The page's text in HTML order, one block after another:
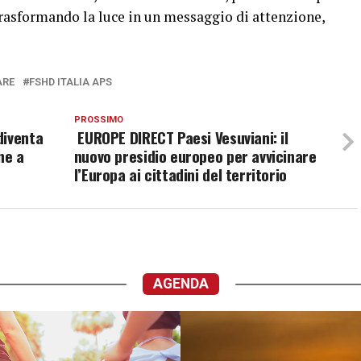
la luce in un messaggio di attenzione,
FSHD ITALIA APS
PROSSIMO
EUROPE DIRECT Paesi Vesuviani: il
nuovo presidio europeo per avvicinare
l’Europa ai cittadini del territorio
a
AGENDA